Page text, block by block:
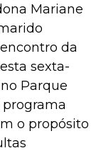
Mariane
da
sexta-
Parque
programa
o propósito